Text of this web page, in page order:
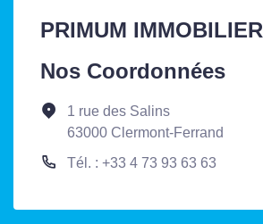
PRIMUM IMMOBILIER
Nos Coordonnées
1 rue des Salins
63000 Clermont-Ferrand
Tél. : +33 4 73 93 63 63